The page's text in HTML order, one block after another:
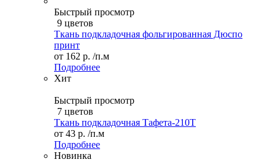
Быстрый просмотр
9 цветов
Ткань подкладочная фольгированная Дюспо
принт
от 162 р. /п.м
Подробнее
Хит
Быстрый просмотр
7 цветов
Ткань подкладочная Тафета-210T
от 43 р. /п.м
Подробнее
Новинка